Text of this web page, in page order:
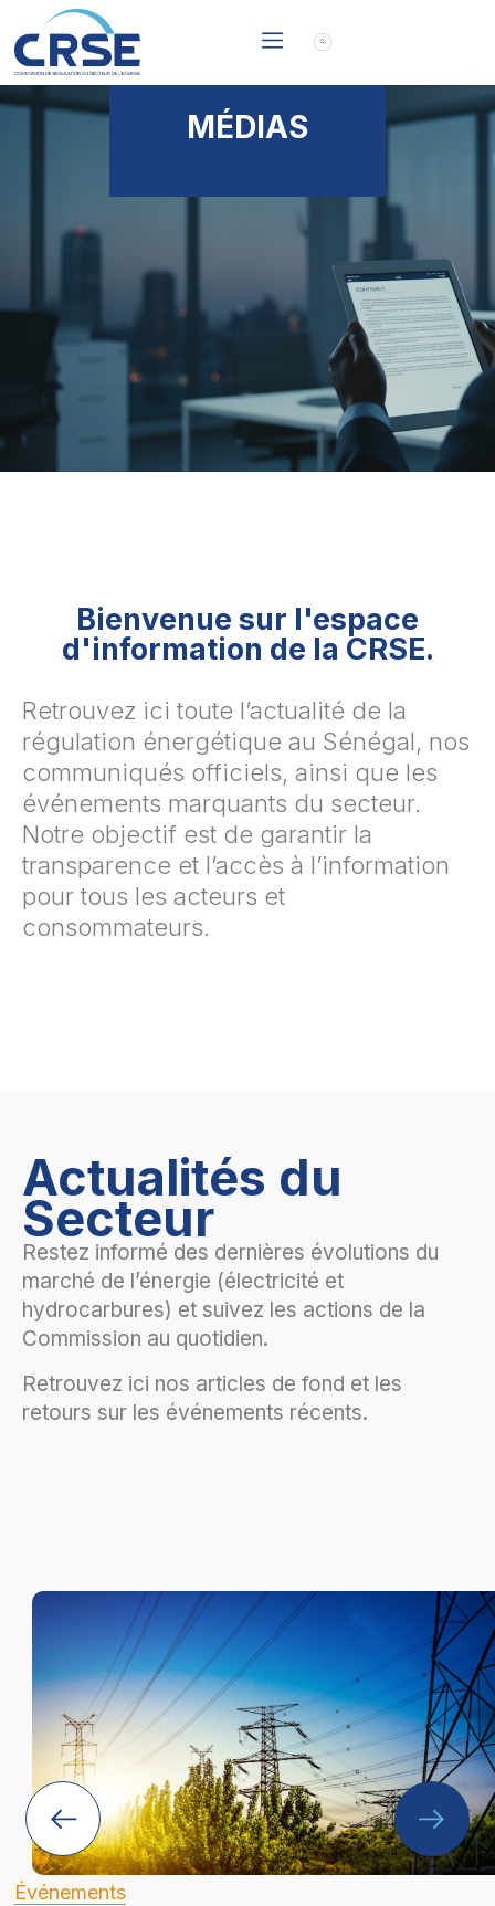
MÉDIAS
Bienvenue sur l'espace
d'information de la CRSE.
Retrouvez ici toute l’actualité de la
régulation énergétique au Sénégal, nos
communiqués officiels, ainsi que les
événements marquants du secteur.
Notre objectif est de garantir la
transparence et l’accès à l’information
pour tous les acteurs et
consommateurs.
Actualités du
Secteur
Restez informé des dernières évolutions du
marché de l’énergie (électricité et
hydrocarbures) et suivez les actions de la
Commission au quotidien.
Retrouvez ici nos articles de fond et les
retours sur les événements récents.
Événements